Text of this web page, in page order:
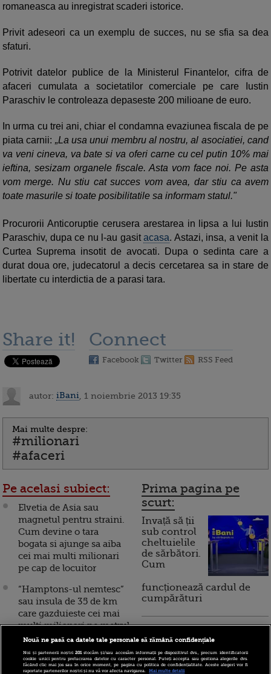
romaneasca au inregistrat scaderi istorice.
Privit adeseori ca un exemplu de succes, nu se sfia sa dea
sfaturi.
Potrivit datelor publice de la Ministerul Finantelor, cifra de
afaceri cumulata a societatilor comerciale pe care Iustin
Paraschiv le controleaza depaseste 200 milioane de euro.
In urma cu trei ani, chiar el condamna evaziunea fiscala de pe
piata carnii: La usa unui membru al nostru, al asociatiei, cand
va veni cineva, va bate si va oferi carne cu cel putin 10% mai
ieftina, sesizam organele fiscale. Asta vom face noi. Pe asta
vom merge. Nu stiu cat succes vom avea, dar stiu ca avem
toate masurile si toate posibilitatile sa informam statul."
Procurorii Anticoruptie cerusera arestarea in lipsa a lui Iustin
Paraschiv, dupa ce nu l-au gasitacasa. Astazi, insa, a venit la
Curtea Suprema insotit de avocati. Dupa o sedinta care a
durat doua ore, judecatorul a decis cercetarea sa in stare de
libertate cu interdictia de a parasi tara.
Share it! Connect
Facebook Twitter RSS Feed
autor: iBani , 1 noiembrie 2013 19:35
Mai multe despre:
#milionari
#afaceri
Pe acelasi subiect:
Elvetia de Asia sau
magnetul pentru straini.
Cum devine o tara
bogata si ajunge sa aiba
cei mai multi milionari
pe cap de locuitor
“Hamptons-ul nemtesc”
sau insula de 35 de km
care gazduieste cei mai
multi milionari pe metrul
patrat
Au ajuns milionari
inainte de varsta
Prima pagina pe
scurt:
Invață să ții
sub control
cheltuielile
de sărbători.
Cum
funcționează cardul de
cumpărături
TV de informații
economice și educație
financiară, a devenit iBani
Nouă ne pasă ca datele tale personale să rămână confidențiale
Noi și partenerii noștri201stocăm și/sau accesăm informații pe dispozitivul dvs., precum identificatorii
cookie unici pentru prelucrarea datelor cu caracter personal. Puteți accepta sau gestiona alegerile dvs.
făcând clic mai jos sau în orice moment, pe pagina cu politica de confidențialitate. Aceste alegeri vor fi
raportate partenerilor noștri și nu vă vor afecta navigarea.
Mai multe detalii